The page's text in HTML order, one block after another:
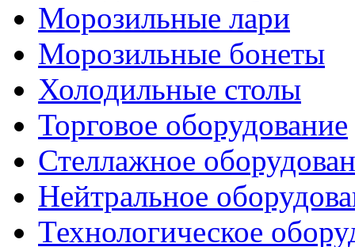
Морозильные лари
Морозильные бонеты
Холодильные столы
Торговое оборудование
Стеллажное
Нейтральное
Технологическое